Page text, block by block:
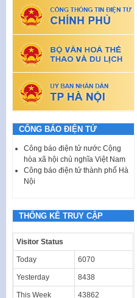
CÔNG BÁO ĐIỆN TỬ
Công báo điện tử nước Cộng
hòa xã hội chủ nghĩa Việt Nam
Công báo điện tử thành phố Hà
Nội
THỐNG KÊ TRUY CẬP
Visitor Status
Today 6070
Yesterday 8438
This Week 43862